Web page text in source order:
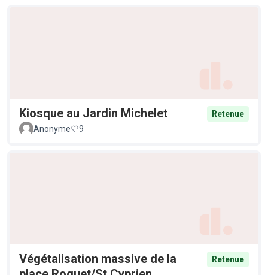
Kiosque au Jardin Michelet
Retenue
Anonyme
9
Végétalisation massive de la
Retenue